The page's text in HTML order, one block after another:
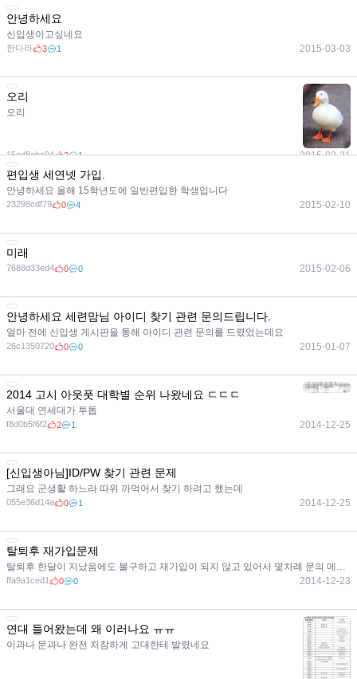
안녕하세요
신입생이고싶네요
한다라 3 1 2015-03-03
오리
오리
15ed8ebc94 3 1 2015-02-21
편입생 세연넷 가입.
안녕하세요 올해 15학년도에 일반편입한 학생입니다
23298cdf79 0 4 2015-02-10
미래
7688d33ed4 0 0 2015-02-06
안녕하세요 세련맘님 아이디 찾기 관련 문의드립니다.
얼마 전에 신입생 게시판을 통해 아이디 관련 문의를 드렸었는데요
26c1350720 0 0 2015-01-07
2014 고시 아웃풋 대학별 순위 나왔네요 ㄷㄷㄷ
서울대 연세대가 투톱
f8d0b5f6f2 2 1 2014-12-25
[신입생아님]ID/PW 찾기 관련 문제
그래요 군생활 하느라 따위 까먹어서 찾기 하려고 했는데
055e36d14a 0 1 2014-12-25
탈퇴후 재가입문제
탈퇴후 한달이 지났음에도 불구하고 재가입이 되지 않고 있어서 몇차례 문의 메일을 보냈는데
ffa9a1ced1 0 0 2014-12-23
연대 들어왔는데 왜 이러나요 ㅠㅠ
이과나 문과나 완전 처참하게 고대한테 발렸네요